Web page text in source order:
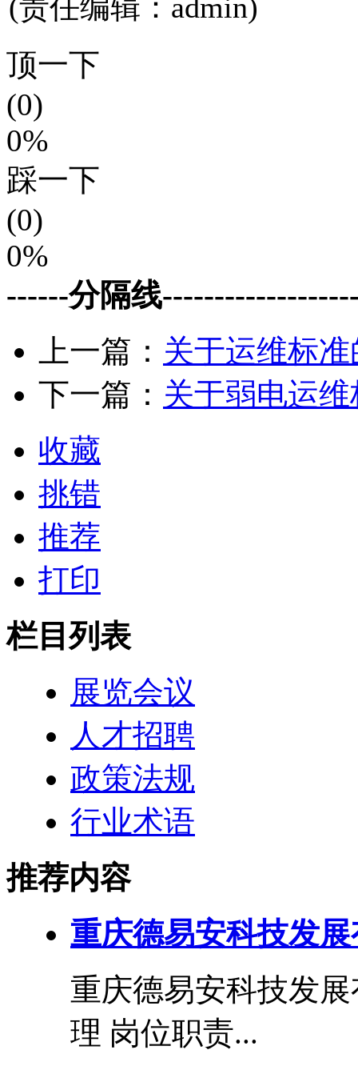
(责任编辑：admin)
顶一下
(0)
0%
踩一下
(0)
0%
------分隔线
上一篇： 关于运维标
下一篇： 关于弱电运
收藏
挑错
推荐
打印
栏目列表
展览会议
人才招聘
政策法规
行业术语
推荐内容
重庆德易安科技发
重庆德易安科技发
理 岗位职责...